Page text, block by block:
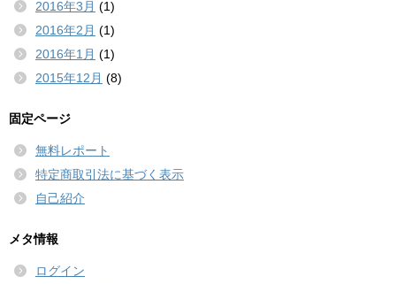
2016年3月 (1)
2016年2月 (1)
2016年1月 (1)
2015年12月 (8)
固定ページ
無料レポート
特定商取引法に基づく表示
自己紹介
メタ情報
ログイン